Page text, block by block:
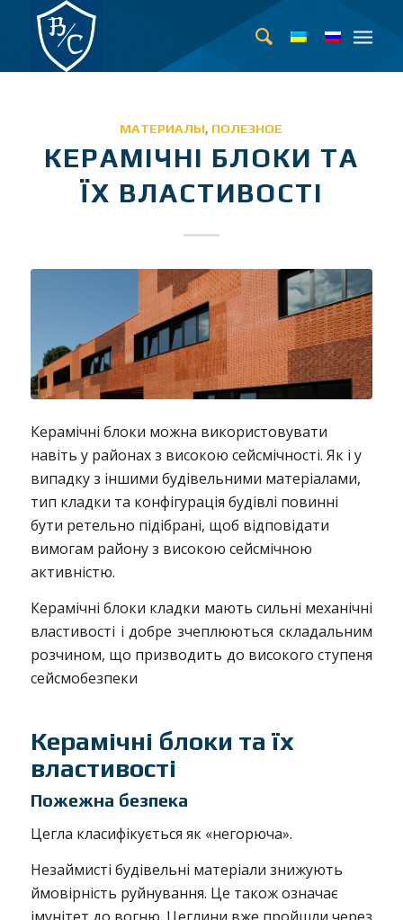
МАТЕРИАЛЫ, ПОЛЕЗНОЕ
КЕРАМІЧНІ БЛОКИ ТА
ЇХ ВЛАСТИВОСТІ
Керамічні блоки можна використовувати
навіть у районах з високою сейсмічності. Як і у
випадку з іншими будівельними матеріалами,
тип кладки та конфігурація будівлі повинні
бути ретельно підібрані, щоб відповідати
вимогам району з високою сейсмічною
активністю.
Керамічні блоки кладки мають сильні механічні
властивості і добре зчеплюються складальним
розчином, що призводить до високого ступеня
сейсмобезпеки
Керамічні блоки та їх
властивості
Пожежна безпека
Цегла класифікується як «негорюча».
Незаймисті будівельні матеріали знижують
ймовірність руйнування. Це також означає